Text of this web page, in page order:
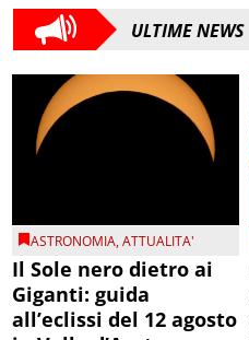
ULTIME NEWS
ASTRONOMIA,ATTUALITA'
Il Sole nero dietro ai
Giganti: guida
all’eclissi del 12 agosto